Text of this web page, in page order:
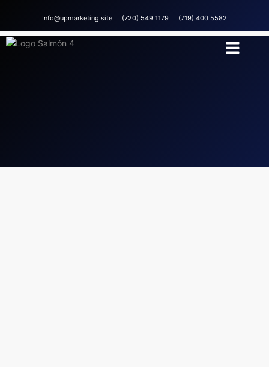
Info@upmarketing.site (720) 549 1179 (719) 400 5582